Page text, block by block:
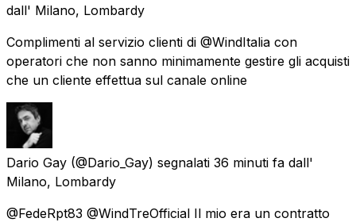
dall' Milano, Lombardy
Complimenti al servizio clienti di @WindItalia con
operatori che non sanno minimamente gestire gli acquisti
che un cliente effettua sul canale online
Dario Gay (@Dario_Gay) segnalati 36 minuti fa dall'
Milano, Lombardy
@FedeRpt83 @WindTreOfficial Il mio era un contratto